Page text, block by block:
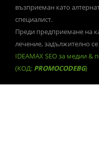
възприеман като
специалист.
Преди предприемане на
лечение, задължително
IDEAMAX SEO за медии &
(КОД: PROMOCODEBG)